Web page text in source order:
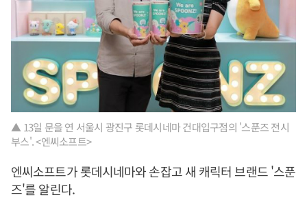
▲ 13일 문을 연 서울시 광진구 롯데시네마 건대입구점의 '스푼즈 전시
부스'. <엔씨소프트>
엔씨소프트가 롯데시네마와 손잡고 새 캐릭터 브랜드 '스푼
즈'를 알린다.